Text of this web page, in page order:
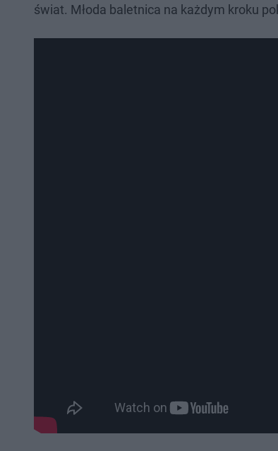
świat. Młoda baletnica na każdym kroku